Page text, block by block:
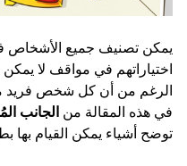
يمكن تصنيف جميع الأشخاص
اختياراتهم في مواقف لا
الرغم من أن كل شخص فريد
في هذه المقالة من الجانب
توضح أشياء يمكن القيام بها